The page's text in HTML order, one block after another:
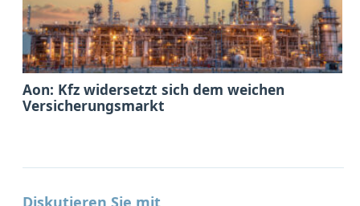
Aon: Kfz widersetzt sich dem weichen
Versicherungsmarkt
Diskutieren Sie mit